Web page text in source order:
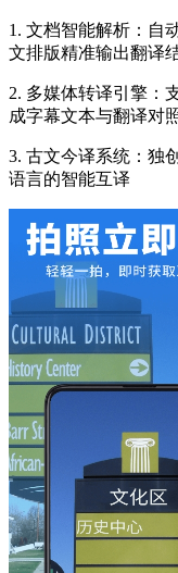
1. 文档智能解析：自
文排版精准输出翻译
2. 多媒体转译引擎：
成字幕文本与翻译对
3. 古文今译系统：独
语言的智能互译